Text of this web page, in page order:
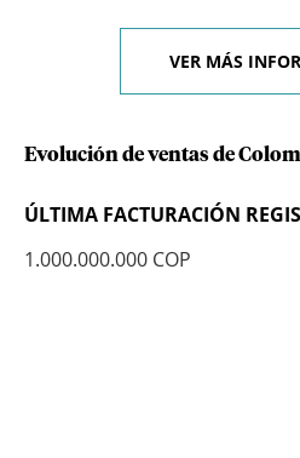
VER MÁS
Evolución de ventas de
ÚLTIMA FACTURACIÓN
1.000.000.000 COP